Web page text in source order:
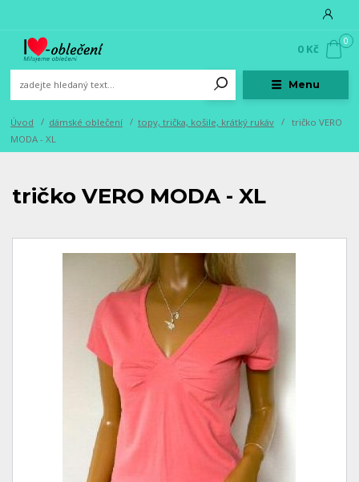
Menu
0
0 Kč
Úvod dámské oblečení topy, trička, košile, krátký rukáv
tričko VERO
MODA - XL
tričko VERO MODA - XL